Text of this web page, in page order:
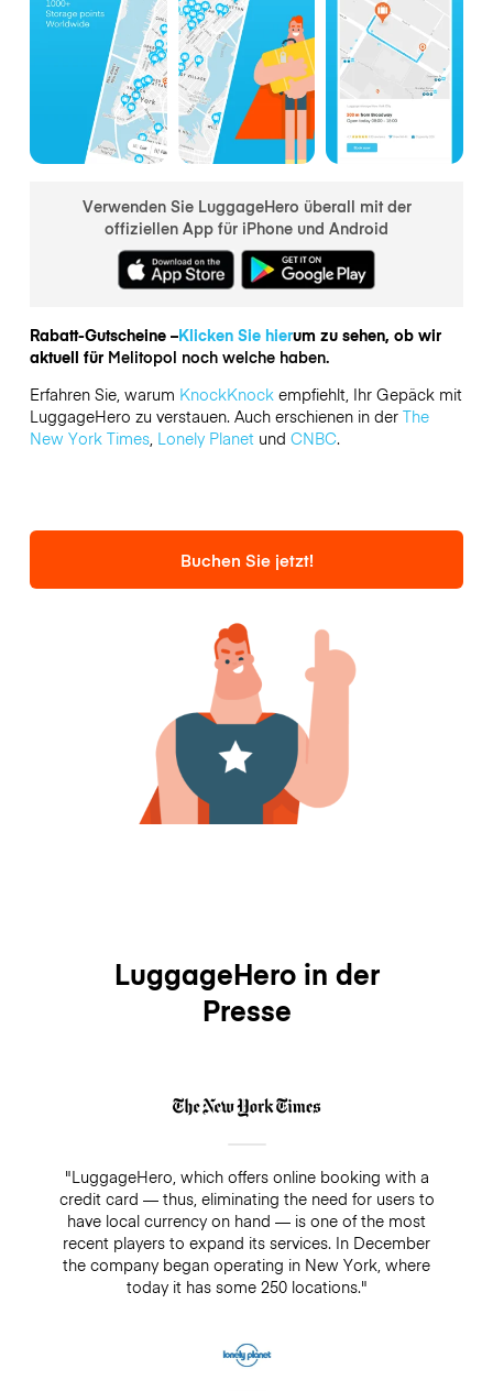
Verwenden Sie LuggageHero überall mit der
offiziellen App für iPhone und Android
Rabatt-Gutscheine –Klicken Sie hierum zu sehen, ob wir
aktuell für Melitopol noch welche haben.
Erfahren Sie, warum KnockKnockempfiehlt, Ihr Gepäck mit
LuggageHero zu verstauen. Auch erschienen in der The
New York Times, Lonely Planetund CNBC.
Buchen Sie jetzt!
LuggageHero in der
Presse
"LuggageHero, which offers online booking with a
credit card — thus, eliminating the need for users to
have local currency on hand — is one of the most
recent players to expand its services. In December
the company began operating in New York, where
today it has some 250 locations."